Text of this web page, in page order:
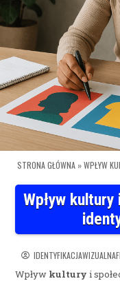
STRONA GŁÓWNA »WPŁYW
Wpływ
Wpływ kultury i